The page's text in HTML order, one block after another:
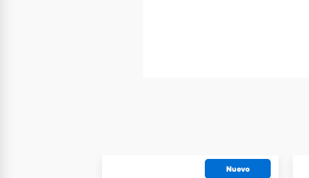
Nuevo